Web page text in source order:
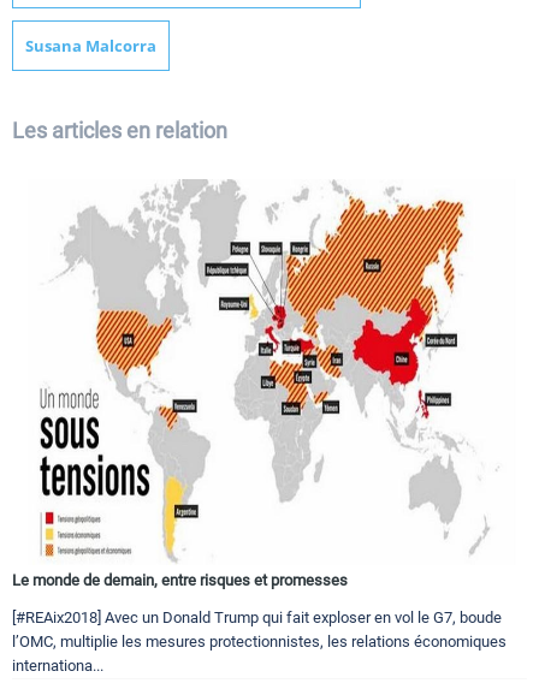
Susana Malcorra
Les articles en relation
Le monde de demain, entre risques et promesses
[#REAix2018] Avec un Donald Trump qui fait exploser en vol le G7, boude
l’OMC, multiplie les mesures protectionnistes, les relations économiques
internationa...